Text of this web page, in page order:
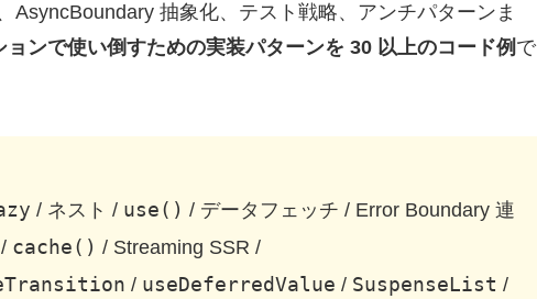
AsyncBoundary 抽象化、テスト戦略、アンチパターンま
ンで使い倒すための実装パターンを 30 以上のコード例 で
/ ネスト / use() / データフェッチ / Error Boundary 連
cache() / Streaming SSR /
/ useDeferredValue / SuspenseList /